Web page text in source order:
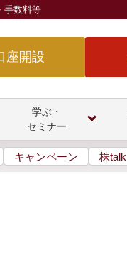
座開設
手数料等
学ぶ・
セミナー
キャンペーン 株talk